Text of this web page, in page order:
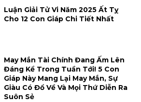
Luận Giải Tử Vi Năm 2025 Ất Tỵ
Cho 12 Con Giáp Chi Tiết Nhất
May Mắn Tài Chính Đang Ấm Lên
Đáng Kể Trong Tuần Tới! 5 Con
Giáp Này Mang Lại May Mắn, Sự
Giàu Có Đổ Về Và Mọi Thứ Diễn Ra
Suôn Sẻ